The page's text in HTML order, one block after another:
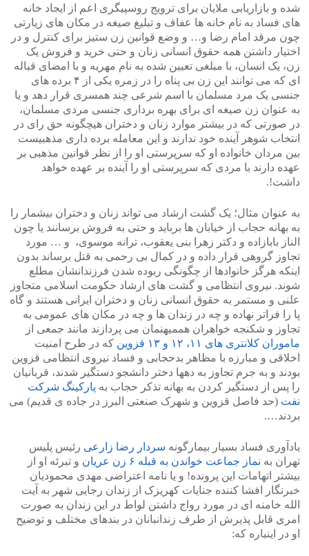
شده و بازاریابی ملایان برای ترویج روسپیگری اعم از ایجاد خانه
های فساد به نام خانه ها عفاف و تبلیغ صیغه در مکان های زیارتی
چون مرقد امام رضا و… و وضع قوانین زن ستیز برای کنترل و در
اختیار داشتن همه حقوق انسانی زنان و حتی خرید و فروش یک
زن، یک انسان، با مبلغی تعیین شده به نام مهریه و با امضای قباله
ای که می توانند این زن بی پناه را در زمره یکی از ۴ برده های
جنسی یک مرد مسلمان با اسم شرعی چند همسری قرار دهد و یا
به عنوان زن صیغه ای برای بهره برداری جنسی مردی مسلمان،
در صورتی که در بیشتر موارد زنان و دختران هیچگونه حق رای در
انتخاب شوهر آینده خود ندارند و این معامله برده داری مذهبیست
بین مردان خانواده او که سرپرستی او را از نظر قوانین مذهبی بر
عهده دارند با مردی که سرپرستی او را آینده بر عهده خواهد
داشت!.
به عنوان مثال؛ یک گشت ارشاد می تواند زنان و دختران بیشمار را
به بهانه حجاب از خیابان ها برباید و حتی به فروش برسانند یا چون
الناز بابازاده و دکتر زهرا بنی یعقوب، ترانه موسوی، و … مورد
تجاوز گروهی قرار داده و در کمال بی رحمی به قتل برساند بدون
اینکه هرگز خانوادها از چگونگی ربوده شدن فرزندانشان مطلع
شوند. نیروی انتظامی و گشت های ارشاد حکومت اسلامی متجاوز
علنی و مستمر به حقوق انسانی زنان و دختران ایرانی هستند و گاه
پا را فراتر نهاده و چه در زندان ها و چه در مکان های عمومی به
تجاوز و شکنجه خواهران هممیهنمان می پردازند مانند جمعی از
ماموران کلانتری های ۱۱، ۱۲ و ۱۳ قزوین
که در طرح امنیت
اخلاقی و مبارزه با مظاهر بدحجابی و فساد نیروی انتظامی قزوین
بودند و به جرم تجاوز به دهها دختر دانشجو دستگیر شدند، قربانیان
را پس از دستگیر کردن به بهانه تذکر حجاب به پارکینگ شرکت
نفت (حد فاصل قزوین و شهرک صنعتی البرز در جاده ی قدیم) می
بردند….
یادآوری فساد بسیار بیمارگونه سردار رضا زارعی رئیس پلیس
تهران به نماز جماعت خواندن به قبله ۶ زن عریان
و تبرئه او از
بیشتر اتهامات این پرونده! و یا نامه اعتراضی مهدی محمودیان
خبرنگار افشا کننده جنایات کهریزک از زندان رجایی شهر به آیت
الله خامنه ای در مورد رواج داشتن لواط در این زندان به صورت
امری قابل پذیرش از طرف زندانبانان در بندهای مختلف و توضیح
او در اینباره که: